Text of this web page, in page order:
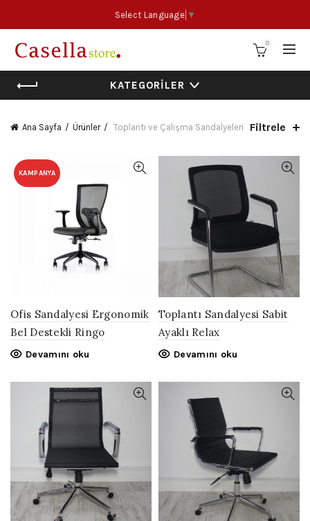
Select Language ▼
0
KATEGORILER
Ana Sayfa Ürünler Toplantı ve Çalışma Sandalyeleri Filtrele
KAMPANYA
Ofis Sandalyesi Ergonomik
Bel Destekli Ringo
Devamını oku
Toplantı Sandalyesi Sabit
Ayaklı Relax
Devamını oku